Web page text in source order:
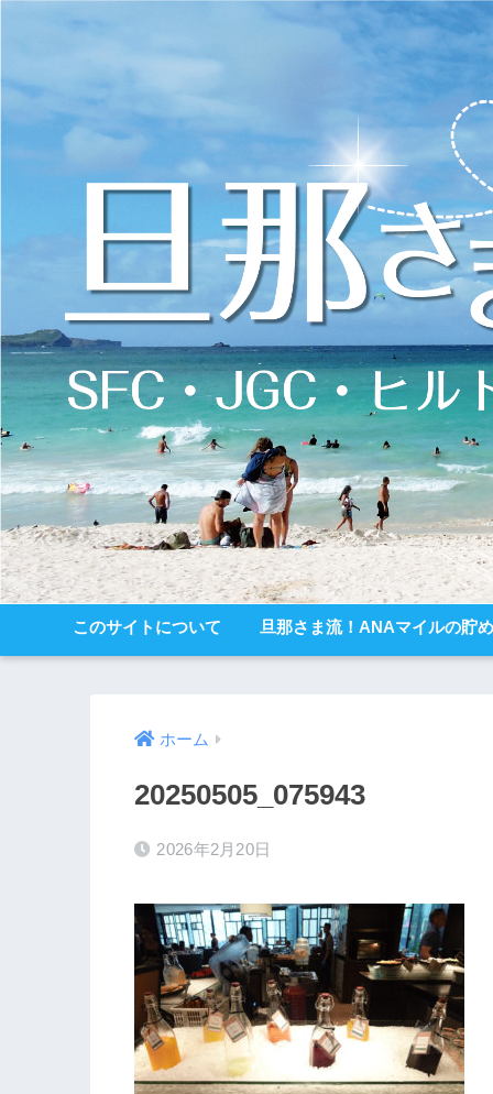
このサイトについて 旦那さま流！ANAマイルの貯
ホーム
20250505_075943
2026年2月20日